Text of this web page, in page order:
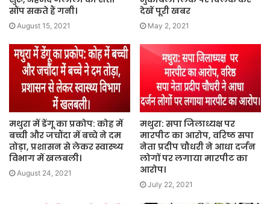
सौंप सकते हैं गनी।
August 15, 2021
देखें पूरी खबर
May 2, 2021
मथुरा में डेंगू का प्रकोप: कोह में
बच्ची और जचौंदा में बच्चे ने दम
तोड़ा, प्रशासन से लेकर स्वास्थ्य
विभाग में खलबली।
August 24, 2021
मथुरा: सपा जिलाध्यक्ष पर
मारपीट का आरोप, वरिष्ठ सपा
नेता प्रदीप चौधरी ने आधा दर्जन
लोगों पर लगाया मारपीट का
आरोप।
July 22, 2021